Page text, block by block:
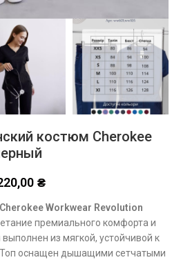
костюм Cherokee
₴
Workwear Revolution
премиального комфорта и
из мягкой, устойчивой к
Топ оснащен дышащими сетчатыми